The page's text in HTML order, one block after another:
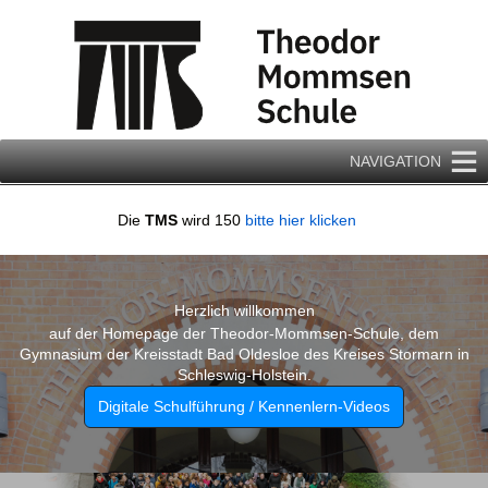
NAVIGATION
Die TMS wird 150 bitte hier klicken
Herzlich willkommen
auf der Homepage der Theodor-Mommsen-Schule, dem
Gymnasium der Kreisstadt Bad Oldesloe des Kreises Stormarn in
Schleswig-Holstein.
Digitale Schulführung / Kennenlern-Videos